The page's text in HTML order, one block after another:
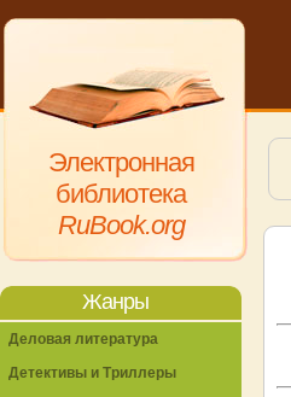
Электронная
библиотека
RuBook.org
Жанры
Деловая литература
Детективы и Триллеры